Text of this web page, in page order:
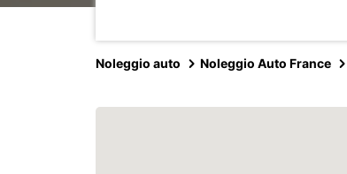
Noleggio auto Noleggio Auto France